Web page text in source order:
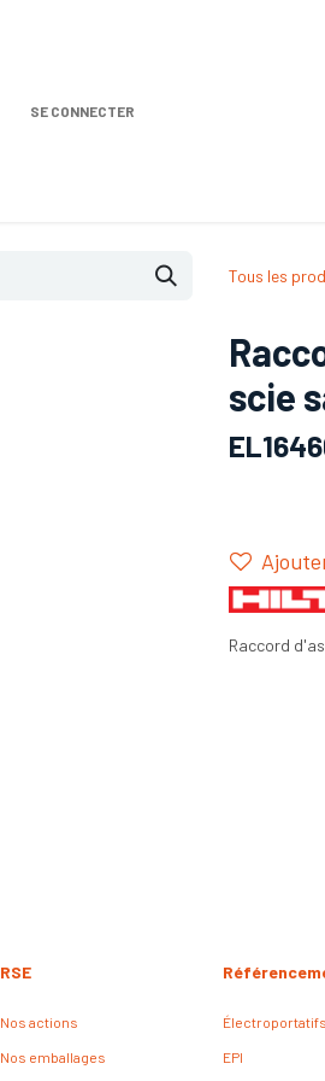
SE CONNECTER
Tous les
scie
Raccord
Électroportatifs
EPI
RSE
Nos actions
Nos emballages